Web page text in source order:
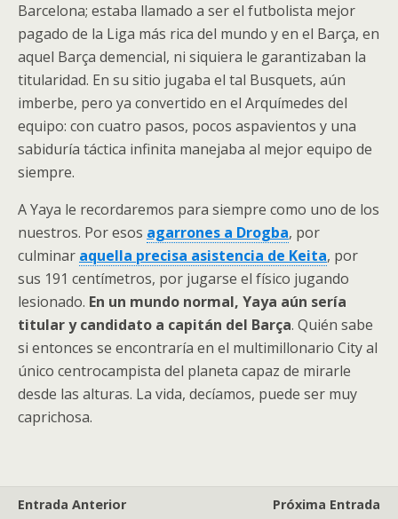
Barcelona; estaba llamado a ser el futbolista mejor
pagado de la Liga más rica del mundo y en el Barça, en
aquel Barça demencial, ni siquiera le garantizaban la
titularidad. En su sitio jugaba el tal Busquets, aún
imberbe, pero ya convertido en el Arquímedes del
equipo: con cuatro pasos, pocos aspavientos y una
sabiduría táctica infinita manejaba al mejor equipo de
siempre.
A Yaya le recordaremos para siempre como uno de los
nuestros. Por esos agarrones a Drogba, por
culminar aquella precisa asistencia de Keita, por
sus 191 centímetros, por jugarse el físico jugando
lesionado. En un mundo normal, Yaya aún sería
titular y candidato a capitán del Barça. Quién sabe
si entonces se encontraría en el multimillonario City al
único centrocampista del planeta capaz de mirarle
desde las alturas. La vida, decíamos, puede ser muy
caprichosa.
Entrada Anterior Próxima Entrada